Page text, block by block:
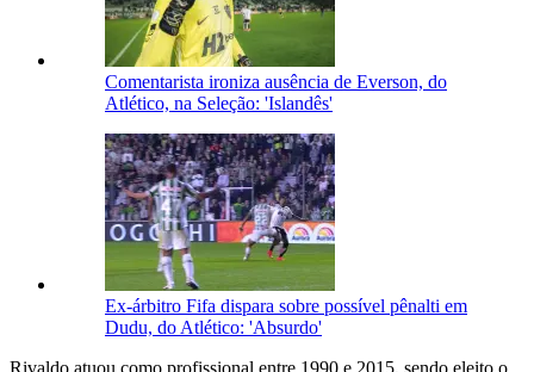
Comentarista ironiza ausência de Everson, do
Atlético, na Seleção: 'Islandês'
Ex-árbitro Fifa dispara sobre possível pênalti em
Dudu, do Atlético: 'Absurdo'